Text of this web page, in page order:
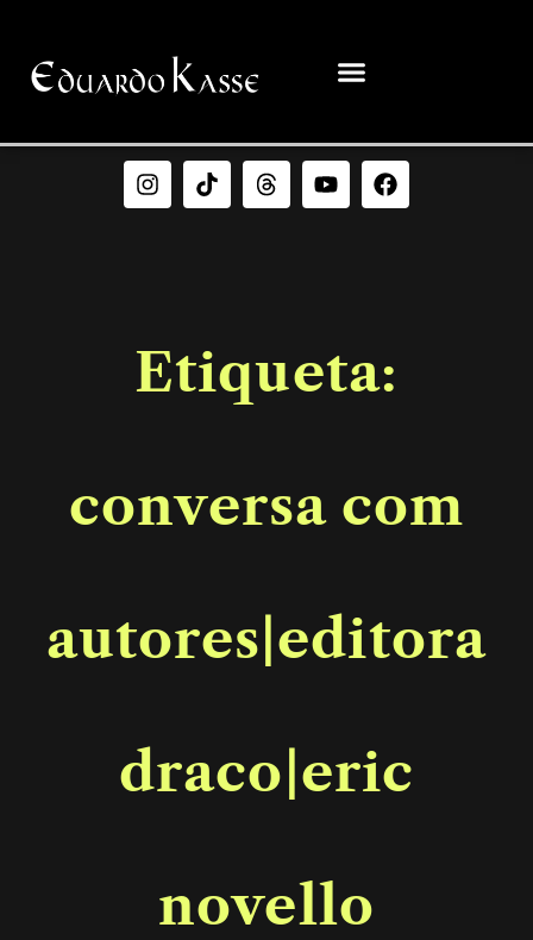
Etiqueta:
conversa com
autores|editora
draco|eric
novello